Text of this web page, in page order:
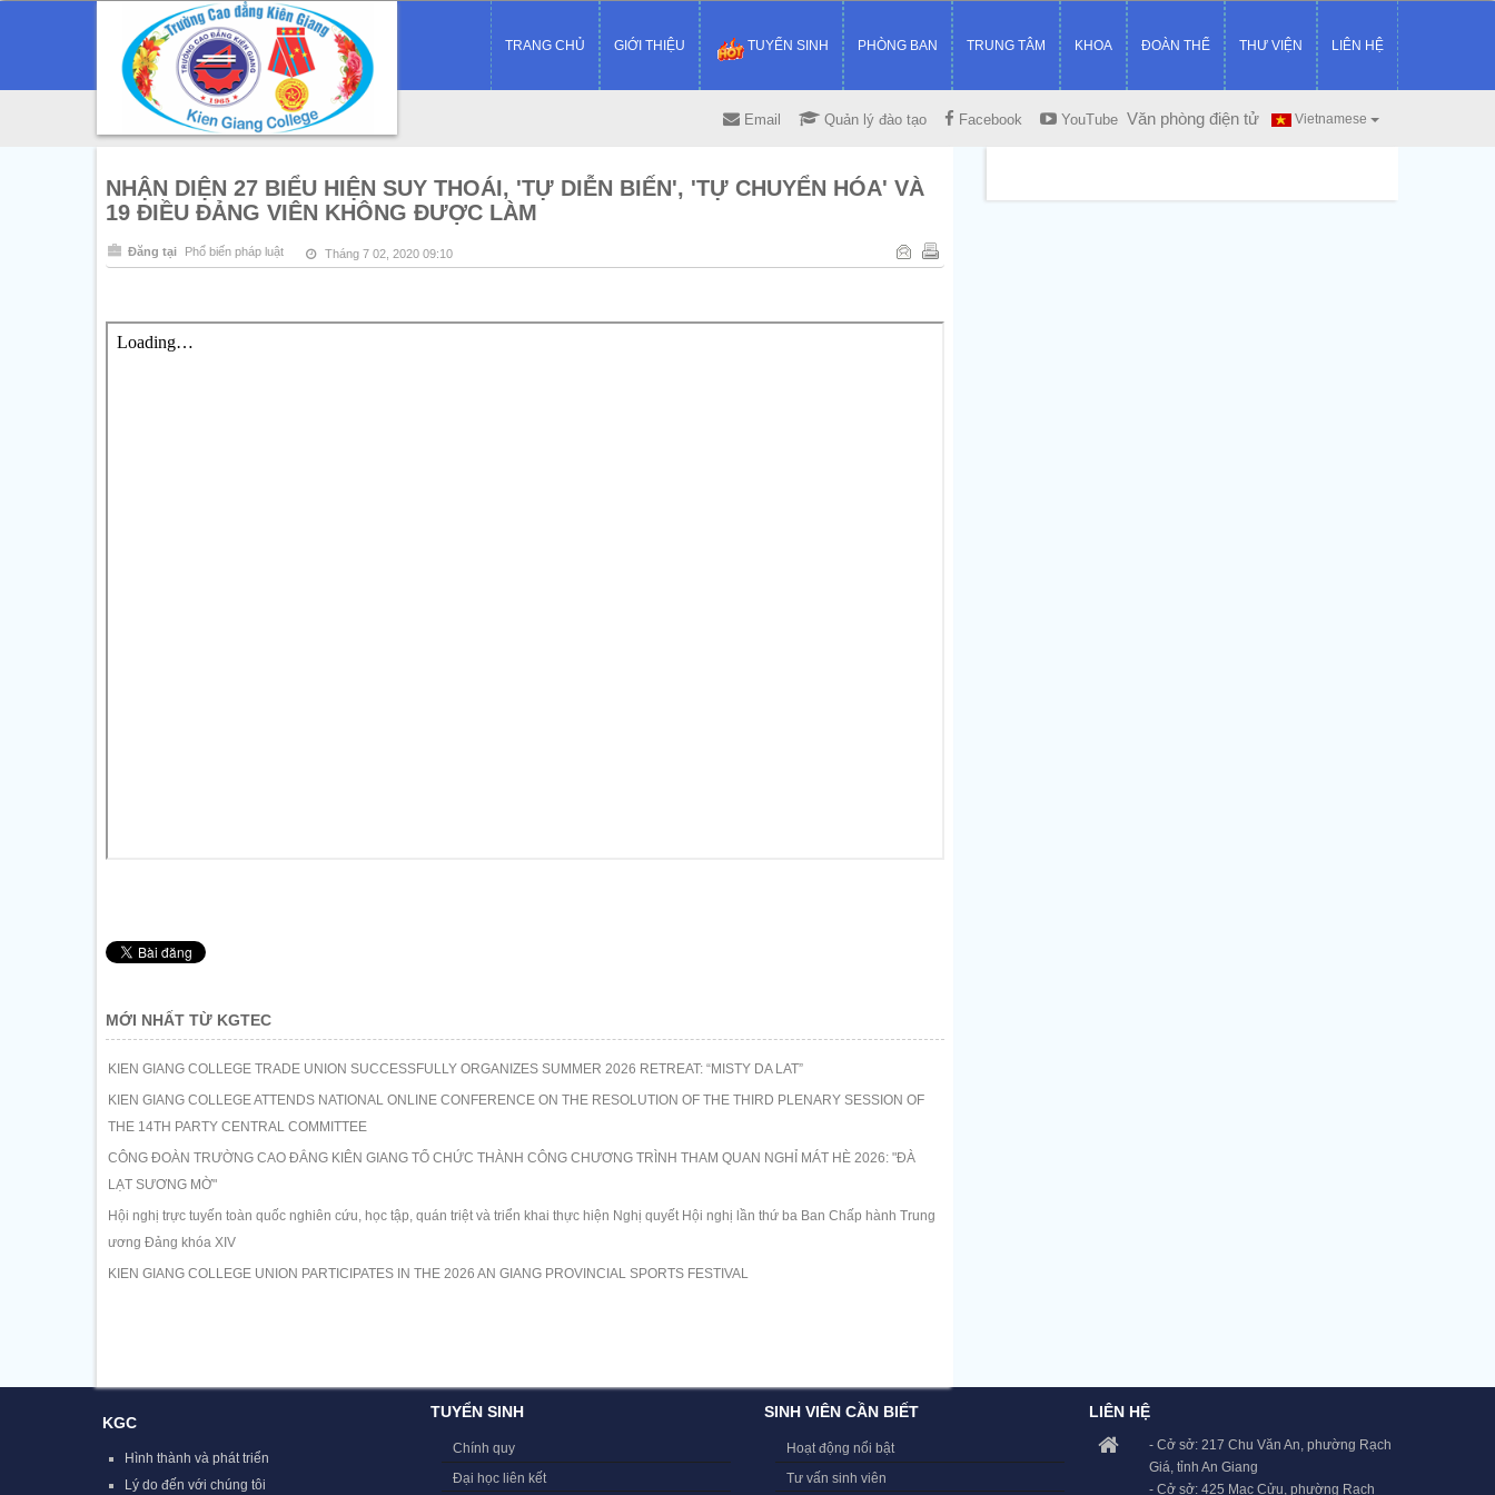
TRANG CHỦ GIỚI THIỆU TUYỂN SINH PHÒNG BAN TRUNG TÂM KHOA ĐOÀN THỂ THƯ VIỆN LIÊN HỆ
Vietnamese
Email Quản lý đào tạo Facebook YouTube Văn phòng điện tử
NHẬN DIỆN 27 BIỂU HIỆN SUY THOÁI, 'TỰ DIỄN BIẾN', 'TỰ CHUYỂN HÓA' VÀ
19 ĐIỀU ĐẢNG VIÊN KHÔNG ĐƯỢC LÀM
Đăng tại Phổ biến pháp luật Tháng 7 02, 2020 09:10
MỚI NHẤT TỪ KGTEC
KIEN GIANG COLLEGE TRADE UNION SUCCESSFULLY ORGANIZES SUMMER 2026 RETREAT: “MISTY DA LAT”
KIEN GIANG COLLEGE ATTENDS NATIONAL ONLINE CONFERENCE ON THE RESOLUTION OF THE THIRD PLENARY SESSION OF
THE 14TH PARTY CENTRAL COMMITTEE
CÔNG ĐOÀN TRƯỜNG CAO ĐẲNG KIÊN GIANG TỔ CHỨC THÀNH CÔNG CHƯƠNG TRÌNH THAM QUAN NGHỈ MÁT HÈ 2026: "ĐÀ
LẠT SƯƠNG MỜ"
Hội nghị trực tuyến toàn quốc nghiên cứu, học tập, quán triệt và triển khai thực hiện Nghị quyết Hội nghị lần thứ ba Ban Chấp hành Trung
ương Đảng khóa XIV
KIEN GIANG COLLEGE UNION PARTICIPATES IN THE 2026 AN GIANG PROVINCIAL SPORTS FESTIVAL
KGC
Hình thành và phát triển
Lý do đến với chúng tôi
TUYỂN SINH
Chính quy
Đại học liên kết
SINH VIÊN CẦN BIẾT
Hoạt động nổi bật
Tư vấn sinh viên
LIÊN HỆ
- Cở sở: 217 Chu Văn An, phường Rạch
Giá, tỉnh An Giang
- Cở sở: 425 Mạc Cửu, phường Rạch